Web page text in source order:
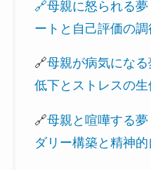
🔗母親に怒られる
ートと自己評価の調
🔗母親が病気にな
低下とストレスの生
🔗母親と喧嘩する
ダリー構築と精神的